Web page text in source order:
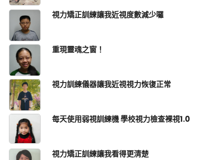
視力矯正訓練讓我近視度數減少囉
重現靈魂之窗！
視力訓練儀器讓我近視視力恢復正常
每天使用弱視訓練機 學校視力檢查裸視1.0
視力矯正訓練讓我看得更清楚